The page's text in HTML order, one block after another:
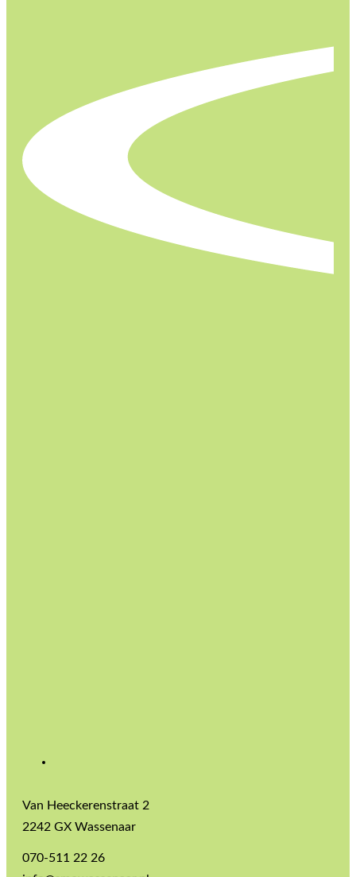
Van Heeckerenstraat 2
2242 GX Wassenaar
070-511 22 26